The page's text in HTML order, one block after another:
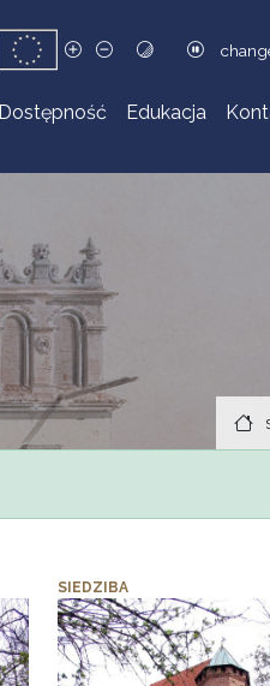
Dostępność Edukacja
SIEDZIBA